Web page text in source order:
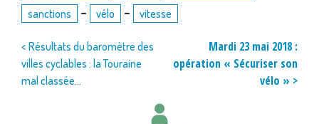
sanctions - vélo - vitesse
Navigation
de
< Résultats du baromètre des
villes cyclables : la Touraine
mal classée…
Mardi 23 mai 2018 :
opération « Sécuriser son
vélo » >